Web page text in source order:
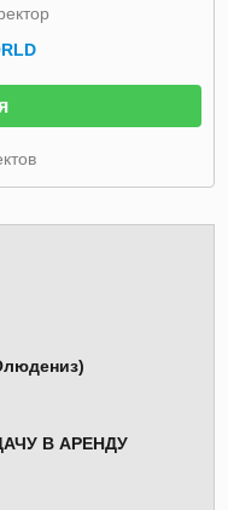
В АРЕНДУ